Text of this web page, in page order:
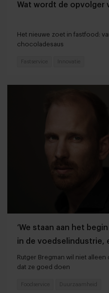
Wat wordt de opvolger
Het nieuwe zoet in fastfood:
chocoladesaus
Fastservice Innovatie
‘We staan aan het
in de voedselindustrie,
voorop lopen’
Rutger Bregman wil niet
dat ze goed doen
Foodservice Duurzaamheid